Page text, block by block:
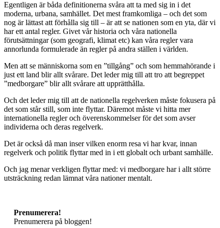
Egentligen är båda definitionerna svåra att ta med sig in i det
moderna, urbana, samhället. Det mest framkomliga – och det som
nog är lättast att förhålla sig till – är att se nationen som en yta, där vi
har ett antal regler. Givet vår historia och våra nationella
förutsättningar (som geografi, klimat etc) kan våra regler vara
annorlunda formulerade än regler på andra ställen i världen.
Men att se människorna som en ”tillgång” och som hemmahörande i
just ett land blir allt svårare. Det leder mig till att tro att begreppet
”medborgare” blir allt svårare att upprätthålla.
Och det leder mig till att de nationella regelverken måste fokusera på
det som står still, som inte flyttar. Däremot måste vi hitta mer
internationella regler och överenskommelser för det som avser
individerna och deras regelverk.
Det är också då man inser vilken enorm resa vi har kvar, innan
regelverk och politik flyttar med in i ett globalt och urbant samhälle.
Och jag menar verkligen flyttar med: vi medborgare har i allt större
utsträckning redan lämnat våra nationer mentalt.
Prenumerera!
Prenumerera på bloggen!